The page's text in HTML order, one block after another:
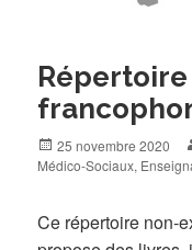
Répertoire
Posted
on
25 novembre 2020
Médico-Sociaux,
Ce répertoire non-